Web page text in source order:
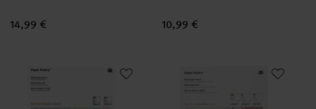
14,99 € 10,99 €
Paper Poetry Motivpapier Block Graphic 21x30cm 30 Blatt Hot
Paper Poetry Motivpapierblock